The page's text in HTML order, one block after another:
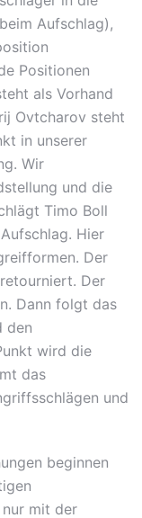
Aufschlag),
Positionen
als Vorhand
Ovtcharov steht
in unserer
Wir
und die
Timo Boll
Hier
Der
Der
Dann folgt das
den
wird die
das
und
beginnen
mit der